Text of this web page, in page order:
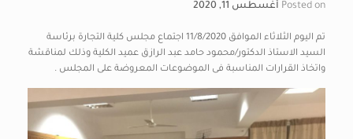
Posted on أغسطس 11, 2020
تم اليوم الثلاثاء الموافق 11/8/2020 اجتماع مجلس كلية التجارة برئاسة
السيد الاستاذ الدكتور/محمود حامد عبد الرازق عميد الكلية وذلك لمناقشة
واتخاذ القرارات المناسبة فى الموضوعات المعروضة على المجلس .